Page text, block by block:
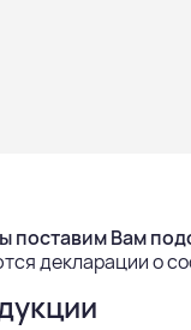
поставим Вам
декларации о